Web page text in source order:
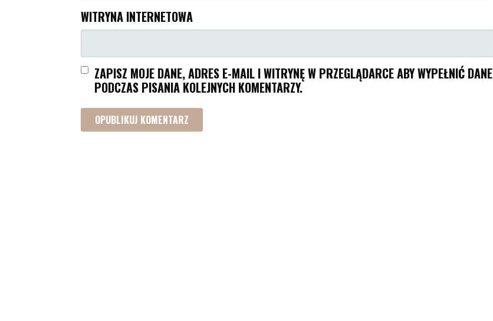
WITRYNA INTERNETOWA
ZAPISZ MOJE DANE, ADRES E-MAIL I WITRYNĘ W PRZEGLĄDARCE ABY WYPEŁNIĆ DANE
PODCZAS PISANIA KOLEJNYCH KOMENTARZY.